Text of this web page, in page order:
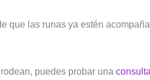
que las runas ya estén
puedes probar una